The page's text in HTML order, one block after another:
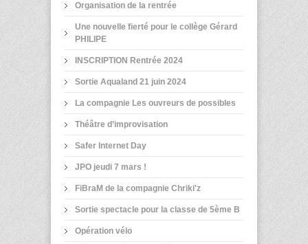
Organisation de la rentrée
Une nouvelle fierté pour le collège Gérard
PHILIPE
INSCRIPTION Rentrée 2024
Sortie Aqualand 21 juin 2024
La compagnie Les ouvreurs de possibles
Théâtre d’improvisation
Safer Internet Day
JPO jeudi 7 mars !
FiBraM de la compagnie Chriki'z
Sortie spectacle pour la classe de 5ème B
Opération vélo